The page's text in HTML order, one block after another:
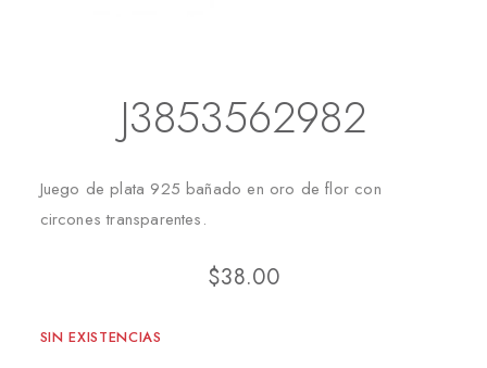
J3853562982
Juego de plata 925 bañado en oro de flor con
circones transparentes.
$38.00
SIN EXISTENCIAS